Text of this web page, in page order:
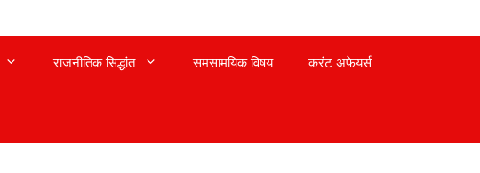
राजनीतिक सिद्धांत समसामयिक विषय करंट अफेयर्स